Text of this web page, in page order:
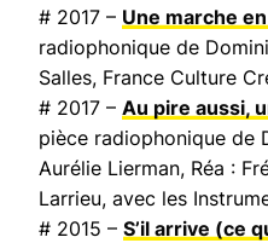
# 2017 – Une marche
radiophonique de
Salles, France Culture
# 2017 – Au pire aussi,
pièce radiophonique de
Aurélie Lierman, Réa :
Larrieu, avec les
# 2015 – S’il arrive (ce